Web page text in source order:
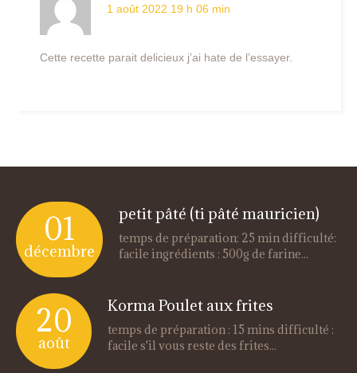
1 août 2022 19 h 06 min
Cette recette parait delicieux j’ai hate de l’essayer.
01
décembre
petit pâté (ti pâté mauricien)
temps de préparation: 25 min difficulté:
facile ingrédients : 500g de farine...
20
août
Korma Poulet aux frites
temps de préparation : 15 mins difficulté :
facile s'il vous reste des frites...